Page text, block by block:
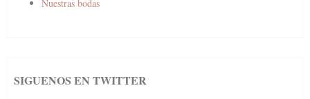
Nuestras bodas
SIGUENOS EN TWITTER